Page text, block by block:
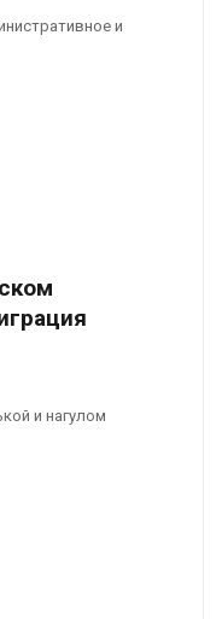
и
и нагулом